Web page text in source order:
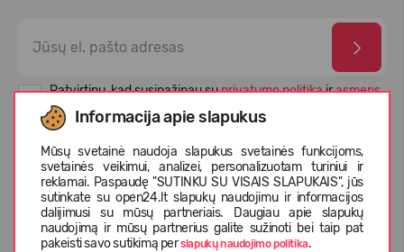
Informacija apie slapukus
Mūsų svetainė naudoja slapukus svetainės funkcijoms,
svetainės veikimui, analizei, personalizuotam turiniui ir
reklamai. Paspaudę "SUTINKU SU VISAIS SLAPUKAIS", jūs
sutinkate su open24.lt slapukų naudojimu ir informacijos
dalijimusi su mūsų partneriais. Daugiau apie slapukų
naudojimą ir mūsų partnerius galite sužinoti bei taip pat
pakeisti savo sutikimą perslapukų naudojimo politika.
Patvirtinu, kad susipažinau suprivatumo politikairasmens
duomenų apsaugos taisyklėmis